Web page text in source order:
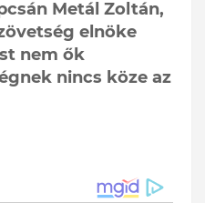
Metál Zoltán,
elnöke
nem ők
nincs köze az